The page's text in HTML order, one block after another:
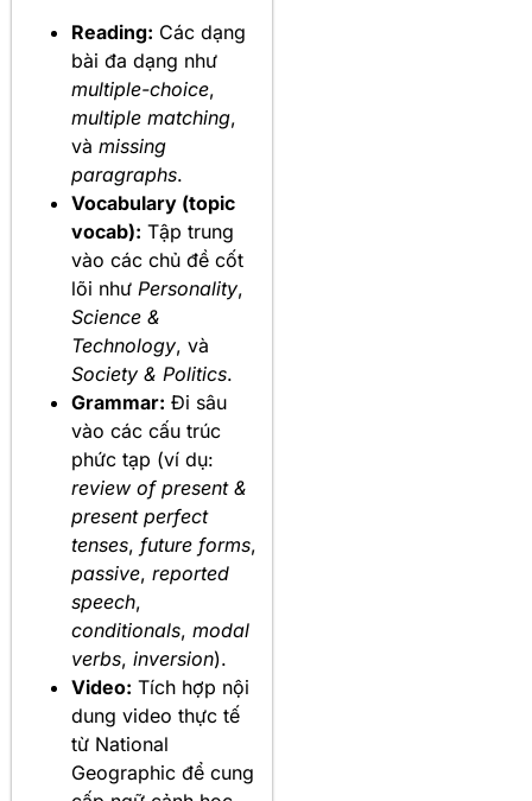
Reading: Các dạng
bài đa dạng như
multiple-choice,
multiple matching,
và missing
paragraphs.
Vocabulary (topic
vocab): Tập trung
vào các chủ đề cốt
lõi như Personality,
Science &
Technology, và
Society & Politics.
Grammar: Đi sâu
vào các cấu trúc
phức tạp (ví dụ:
review of present &
present perfect
tenses, future forms,
passive, reported
speech,
conditionals, modal
verbs, inversion).
Video: Tích hợp nội
dung video thực tế
từ National
Geographic để cung